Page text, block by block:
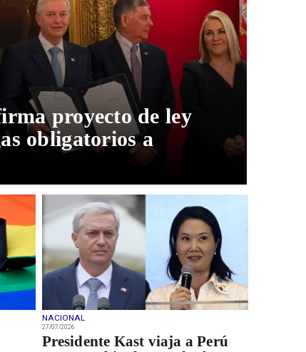
proyecto de ley
obligatorios a
NACIONAL
27/07/2026
Presidente Kast viaja a Perú